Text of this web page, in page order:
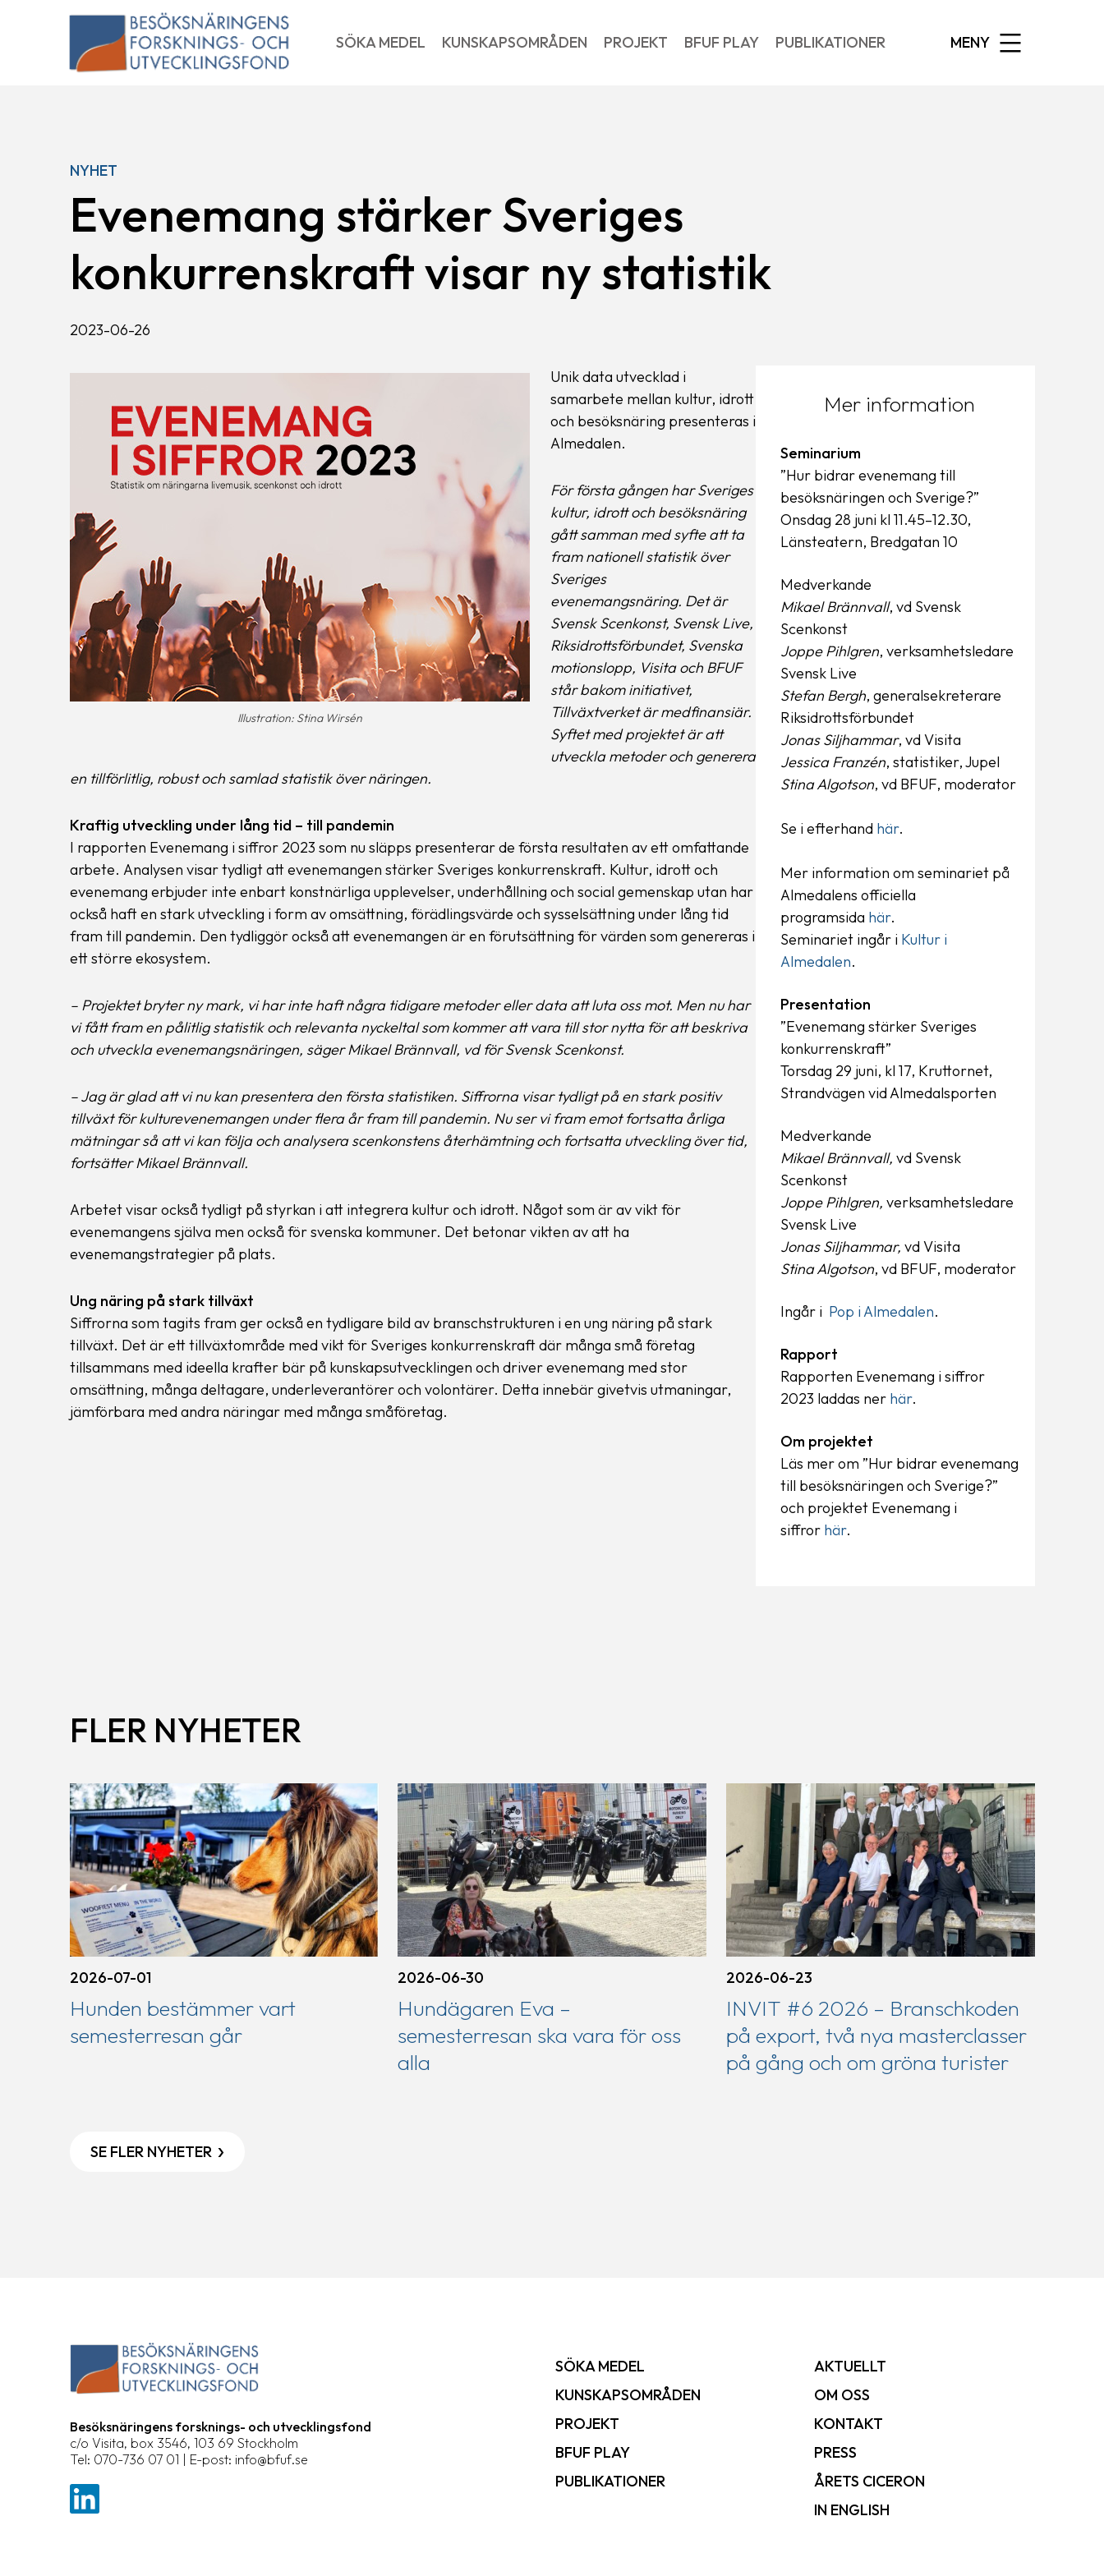
SÖKA MEDEL KUNSKAPSOMRÅDEN PROJEKT BFUF PLAY PUBLIKATIONER MENY
EXPANDED
NYHET
Evenemang stärker Sveriges
konkurrenskraft visar ny statistik
2023-06-26
Illustration: Stina Wirsén
Unik data utvecklad i
samarbete mellan kultur, idrott
och besöksnäring presenteras i
Almedalen.
För första gången har Sveriges
kultur, idrott och besöksnäring
gått samman med syfte att ta
fram nationell statistik över
Sveriges
evenemangsnäring. Det är
Svensk Scenkonst, Svensk Live,
Riksidrottsförbundet, Svenska
motionslopp, Visita och BFUF
står bakom initiativet,
Tillväxtverket är medfinansiär.
Syftet med projektet är att
utveckla metoder och generera
en tillförlitlig, robust och samlad statistik över näringen.
Kraftig utveckling under lång tid – till pandemin
I rapporten Evenemang i siffror 2023 som nu släpps presenterar de första resultaten av ett omfattande
arbete. Analysen visar tydligt att evenemangen stärker Sveriges konkurrenskraft. Kultur, idrott och
evenemang erbjuder inte enbart konstnärliga upplevelser, underhållning och social gemenskap utan har
också haft en stark utveckling i form av omsätt­ning, förädlingsvärde och sysselsättning under lång tid
fram till pandemin. Den tydliggör också att evenemangen är en förutsättning för värden som genereras i
ett större ekosystem.
– Projektet bryter ny mark, vi har inte haft några tidigare metoder eller data att luta oss mot. Men nu har
vi fått fram en pålitlig statistik och relevanta nyckeltal som kommer att vara till stor nytta för att beskriva
och utveckla evenemangsnäringen, säger Mikael Brännvall, vd för Svensk Scenkonst.
– Jag är glad att vi nu kan presentera den första statistiken. Siffrorna visar tydligt på en stark positiv
tillväxt för kulturevenemangen under flera år fram till pandemin. Nu ser vi fram emot fortsatta årliga
mätningar så att vi kan följa och analysera scenkonstens återhämtning och fortsatta utveckling över tid,
fortsätter Mikael Brännvall.
Arbetet visar också tydligt på styrkan i att integrera kultur och idrott. Något som är av vikt för
evenemangens själva men också för svenska kommuner. Det betonar vikten av att ha
evenemangstrategier på plats.
Ung näring på stark tillväxt
Siffrorna som tagits fram ger också en tydligare bild av branschstrukturen i en ung näring på stark
tillväxt. Det är ett tillväxtområde med vikt för Sveriges konkurrenskraft där många små företag
tillsammans med ideella krafter bär på kunskapsutvecklingen och driver evenemang med stor
omsättning, många deltagare, underleverantörer och volontärer. Detta innebär givetvis utmaningar,
jämförbara med andra näringar med många småföretag.
Mer information
Seminarium
”Hur bidrar evenemang till
besöksnäringen och Sverige?”
Onsdag 28 juni kl 11.45–12.30,
Länsteatern, Bredgatan 10
Medverkande
Mikael Brännvall, vd Svensk
Scenkonst
Joppe Pihlgren, verksamhetsledare
Svensk Live
Stefan Bergh, generalsekreterare
Riksidrottsförbundet
Jonas Siljhammar, vd Visita
Jessica Franzén, statistiker, Jupel
Stina Algotson, vd BFUF, moderator
Se i efterhand här.
Mer information om seminariet på
Almedalens officiella
programsida här.
Seminariet ingår i Kultur i
Almedalen.
Presentation
”Evenemang stärker Sveriges
konkurrenskraft”
Torsdag 29 juni, kl 17, Kruttornet,
Strandvägen vid Almedalsporten
Medverkande
Mikael Brännvall, vd Svensk
Scenkonst
Joppe Pihlgren, verksamhetsledare
Svensk Live
Jonas Siljhammar, vd Visita
Stina Algotson, vd BFUF, moderator
Ingår i Pop i Almedalen.
Rapport
Rapporten Evenemang i siffror
2023 laddas ner här.
Om projektet
Läs mer om ”Hur bidrar evenemang
till besöksnäringen och Sverige?”
och projektet Evenemang i
siffror här.
FLER NYHETER
Hunden bestämmer vart
semesterresan går
2026-07-01
Hundägaren Eva –
semesterresan ska vara för oss
alla
2026-06-30
INVIT #6 2026 – Branschkoden
på export, två nya masterclasser
på gång och om gröna turister
2026-06-23
SE FLER NYHETER
Besöksnäringens forsknings- och utvecklingsfond
c/o Visita, box 3546, 103 69 Stockholm
Tel: 070-736 07 01 | E-post: info@bfuf.se
SÖKA MEDEL
KUNSKAPSOMRÅDEN
PROJEKT
BFUF PLAY
PUBLIKATIONER
AKTUELLT
OM OSS
KONTAKT
PRESS
ÅRETS CICERON
IN ENGLISH